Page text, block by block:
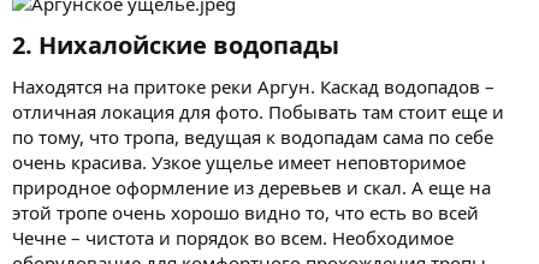
2. Нихалойские водопады​
Находятся на притоке реки Аргун. Каскад водопадов –
отличная локация для фото. Побывать там стоит еще и
по тому, что тропа, ведущая к водопадам сама по себе
очень красива. Узкое ущелье имеет неповторимое
природное оформление из деревьев и скал. А еще на
этой тропе очень хорошо видно то, что есть во всей
Чечне – чистота и порядок во всем. Необходимое